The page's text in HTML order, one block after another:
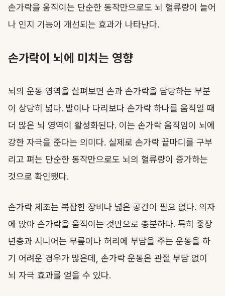
손가락을 움직이는 단순한 동작만으로도 뇌 혈류량이 늘어
나 인지 기능이 개선되는 효과가 나타난다.
손가락이 뇌에 미치는 영향
뇌의 운동 영역을 살펴보면 손과 손가락을 담당하는 부분
이 상당히 넓다. 발이나 다리보다 손가락 하나를 움직일 때
더 많은 뇌 영역이 활성화된다. 이는 손가락 움직임이 뇌에
강한 자극을 준다는 의미다. 실제로 손가락 끝마디를 구부
리고 펴는 단순한 동작만으로도 뇌의 혈류량이 증가하는
것으로 확인됐다.
손가락 체조는 복잡한 장비나 넓은 공간이 필요 없다. 의자
에 앉아 손가락을 움직이는 것만으로 충분하다. 특히 중장
년층과 시니어는 무릎이나 허리에 부담을 주는 운동을 하
기 어려운 경우가 많은데, 손가락 운동은 관절 부담 없이
뇌 자극 효과를 얻을 수 있다.